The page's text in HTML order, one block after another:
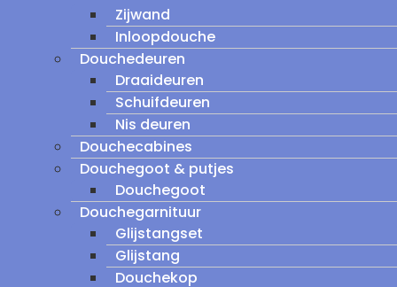
Zijwand
Inloopdouche
Douchedeuren
Draaideuren
Schuifdeuren
Nis deuren
Douchecabines
Douchegoot & putjes
Douchegoot
Douchegarnituur
Glijstangset
Glijstang
Douchekop